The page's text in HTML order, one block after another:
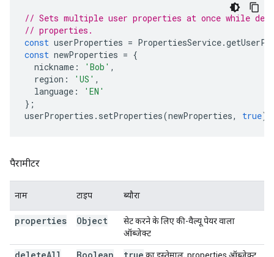
// Sets multiple user properties at once while
// properties.
const userProperties = PropertiesService.
const newProperties = {
nickname : 'Bob' ,
region : 'US' ,
language :
'EN'
};
userProperties . setProperties(newProperties, true);
पैरामीटर
नाम टाइप ब्यौरा
properties Object
सेट करने के लिए की-वैल्यू पेयर वाला
ऑब्जेक्ट